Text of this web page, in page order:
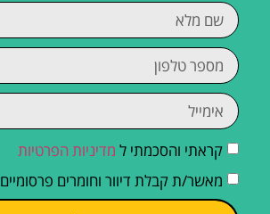
קראתי והסכמתי ל מדיניות הפרטיות
מאשר/ת קבלת דיוור וחומרים פרסומיים